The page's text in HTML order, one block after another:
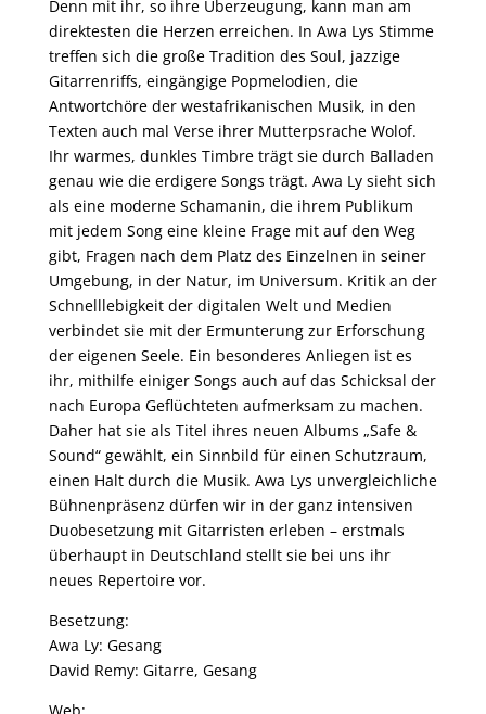
Denn mit ihr, so ihre Überzeugung, kann man am
direktesten die Herzen erreichen. In Awa Lys Stimme
treffen sich die große Tradition des Soul, jazzige
Gitarrenriffs, eingängige Popmelodien, die
Antwortchöre der westafrikanischen Musik, in den
Texten auch mal Verse ihrer Mutterpsrache Wolof.
Ihr warmes, dunkles Timbre trägt sie durch Balladen
genau wie die erdigere Songs trägt. Awa Ly sieht sich
als eine moderne Schamanin, die ihrem Publikum
mit jedem Song eine kleine Frage mit auf den Weg
gibt, Fragen nach dem Platz des Einzelnen in seiner
Umgebung, in der Natur, im Universum. Kritik an der
Schnelllebigkeit der digitalen Welt und Medien
verbindet sie mit der Ermunterung zur Erforschung
der eigenen Seele. Ein besonderes Anliegen ist es
ihr, mithilfe einiger Songs auch auf das Schicksal der
nach Europa Geflüchteten aufmerksam zu machen.
Daher hat sie als Titel ihres neuen Albums „Safe &
Sound“ gewählt, ein Sinnbild für einen Schutzraum,
einen Halt durch die Musik. Awa Lys unvergleichliche
Bühnenpräsenz dürfen wir in der ganz intensiven
Duobesetzung mit Gitarristen erleben – erstmals
überhaupt in Deutschland stellt sie bei uns ihr
neues Repertoire vor.
Besetzung:
Awa Ly: Gesang
David Remy: Gitarre, Gesang